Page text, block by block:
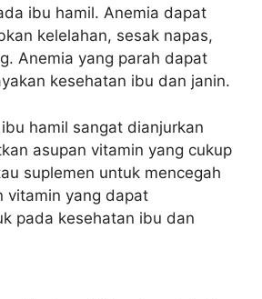
ibu hamil. Anemia dapat
kelelahan, sesak napas,
Anemia yang parah dapat
kesehatan ibu dan janin.
hamil sangat dianjurkan
asupan vitamin yang cukup
suplemen untuk mencegah
vitamin yang dapat
pada kesehatan ibu dan